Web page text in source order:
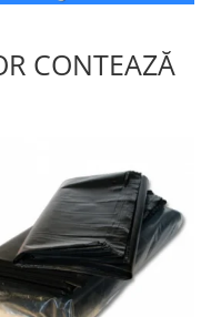
CONTEAZĂ